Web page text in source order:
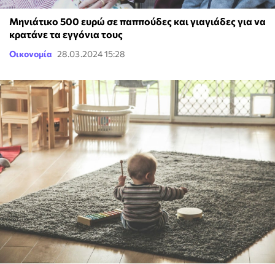
Μηνιάτικο 500 ευρώ σε παππούδες και γιαγιάδες για να
κρατάνε τα εγγόνια τους
Οικονομία 28.03.2024 15:28